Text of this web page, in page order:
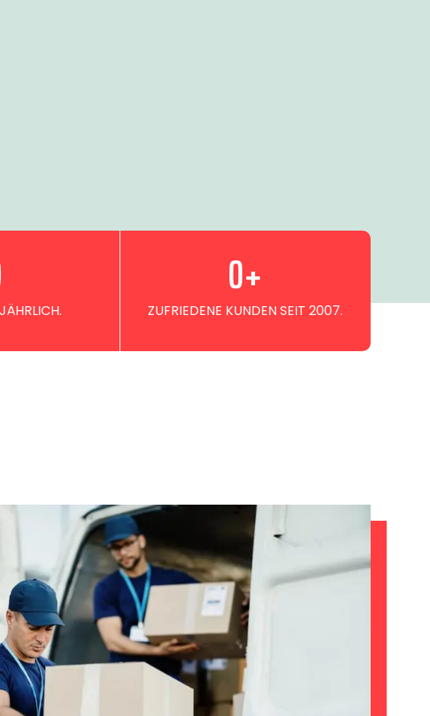
ZUFRIEDENE KUNDEN SEIT 2007.
0+